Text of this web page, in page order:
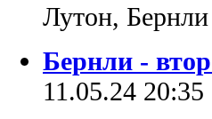
Лутон,
Бернли -
11.05.24 20:35